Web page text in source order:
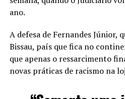
ano.
A defesa de Fernandes Júnior,
Bissau, país que fica no
que apenas o ressarcimento
novas práticas de racismo na